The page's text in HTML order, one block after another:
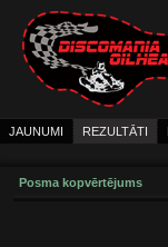
JAUNUMI REZULTĀTI
Posma kopvērtējums